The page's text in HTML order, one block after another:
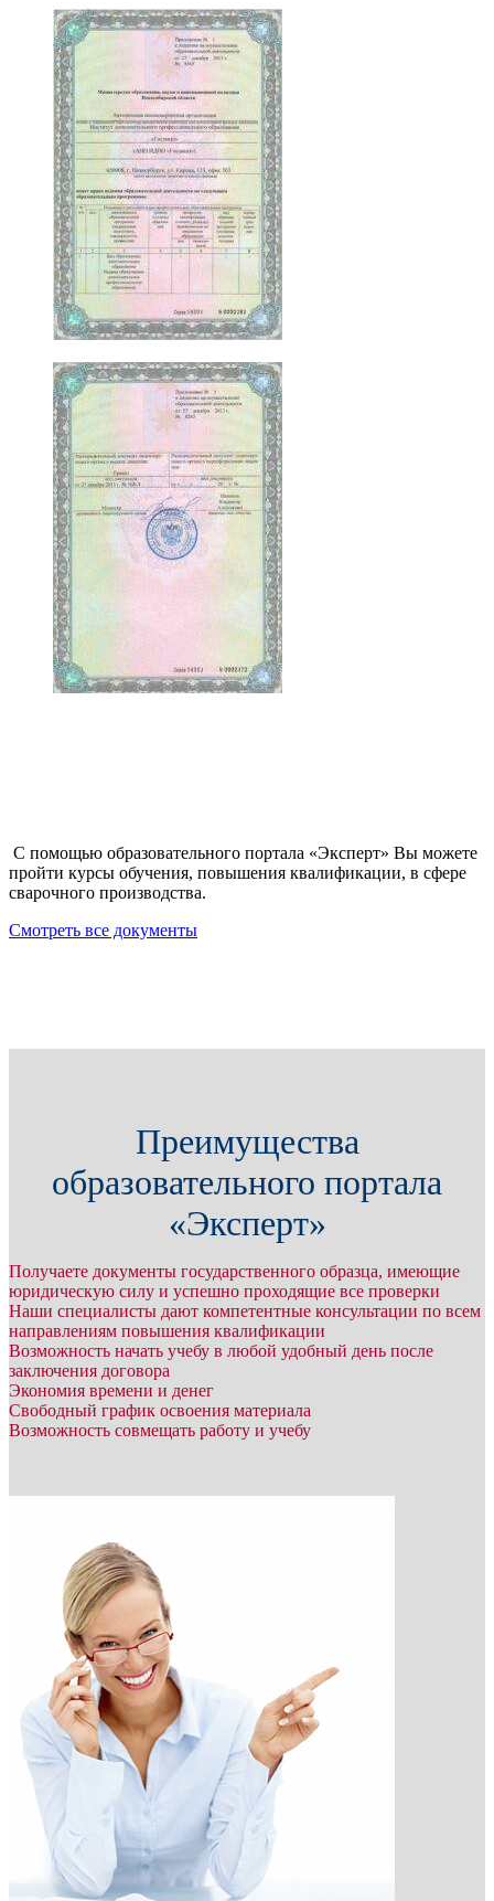
С помощью образовательного портала «Эксперт» Вы можете
пройти курсы обучения, повышения квалификации, в сфере
сварочного производства.
Смотреть все документы
Преимущества
образовательного портала
«Эксперт»
Получаете документы государственного образца, имеющие
юридическую силу и успешно проходящие все проверки
Наши специалисты дают компетентные консультации по всем
направлениям повышения квалификации
Возможность начать учебу в любой удобный день после
заключения договора
Экономия времени и денег
Свободный график освоения материала
Возможность совмещать работу и учебу